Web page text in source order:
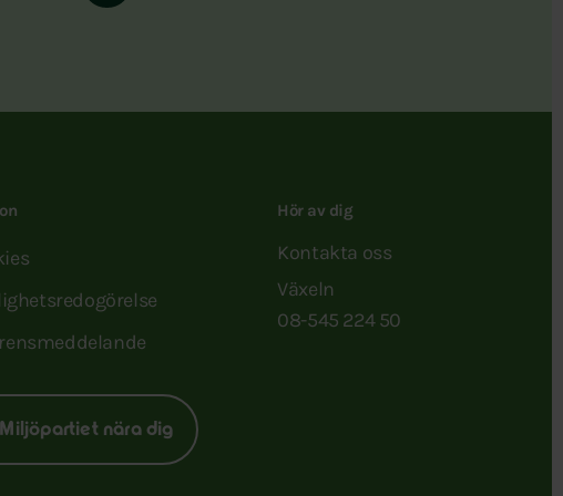
nära dig
Hör av dig
Kontakta oss
Växeln
08-545 224 50